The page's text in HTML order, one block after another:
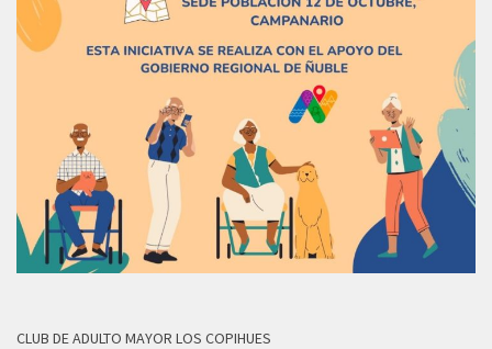
CLUB DE ADULTO MAYOR LOS COPIHUES